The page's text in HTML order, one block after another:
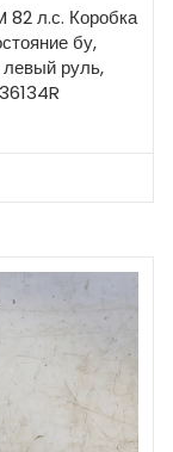
82 л.с. Коробка
бу,
руль,